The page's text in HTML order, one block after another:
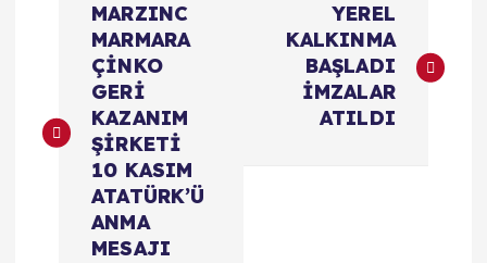
ı
MARZINC
MARMARA
ÇİNKO
GERİ
KAZANIM
ŞİRKETİ
10 KASIM
ATATÜRK’Ü
ANMA
MESAJI
YEREL
KALKINMA
BAŞLADI
İMZALAR
ATILDI